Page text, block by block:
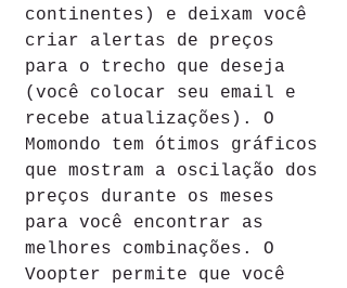
continentes) e deixam você
criar alertas de preços
para o trecho que deseja
(você colocar seu email e
recebe atualizações). O
Momondo tem ótimos gráficos
que mostram a oscilação dos
preços durante os meses
para você encontrar as
melhores combinações. O
Voopter permite que você